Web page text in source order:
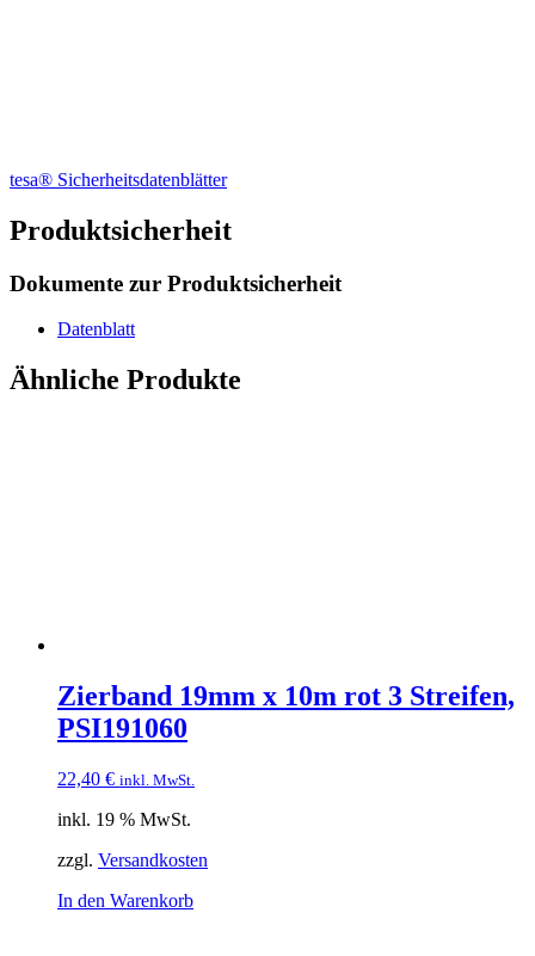
tesa® Sicherheitsdatenblätter
Produktsicherheit
Dokumente zur Produktsicherheit
Datenblatt
Ähnliche Produkte
Zierband 19mm x 10m rot 3 Streifen,
PSI191060
22,40 € inkl. MwSt.
inkl. 19 % MwSt.
zzgl. Versandkosten
In den Warenkorb